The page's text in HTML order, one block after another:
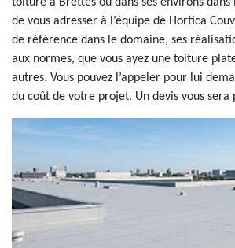
de vous adresser à l’équipe de Hortica
de référence dans le domaine, ses
aux normes, que vous ayez une toiture
autres. Vous pouvez l’appeler pour lui
du coût de votre projet. Un devis vous sera